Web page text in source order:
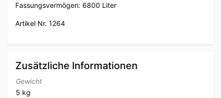
Fassungsvermögen: 6800 Liter
Artikel Nr. 1264
Zusätzliche Informationen
Gewicht
5 kg